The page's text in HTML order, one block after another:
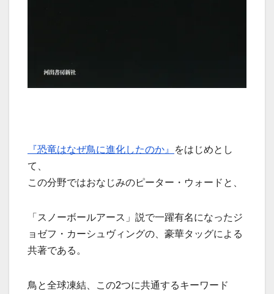
『恐竜はなぜ鳥に進化したのか』 をはじめとし
て、
この分野ではおなじみのピーター・ウォードと、
「スノーボールアース」説で一躍有名になったジ
ョゼフ・カーシュヴィングの、豪華タッグによる
共著である。
鳥と全球凍結、この2つに共通するキーワード